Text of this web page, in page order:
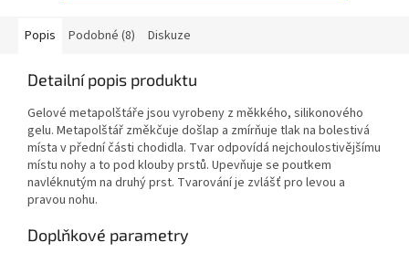
Popis Podobné (8) Diskuze
Detailní popis produktu
Gelové metapolštáře jsou vyrobeny z měkkého, silikonového
gelu. Metapolštář změkčuje došlap a zmírňuje tlak na bolestivá
místa v přední části chodidla. Tvar odpovídá nejchoulostivějšímu
místu nohy a to pod klouby prstů. Upevňuje se poutkem
navléknutým na druhý prst. Tvarování je zvlášť pro levou a
pravou nohu.
Doplňkové parametry